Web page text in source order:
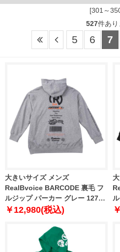
[301～
527件あり
5 6 7
大きいサイズ メンズ
RealBvoice BARCODE 裏毛 フ
ルジップ パーカー グレー 1278-
4353-1 3L 4L 5L 6L
￥12,980(税込)